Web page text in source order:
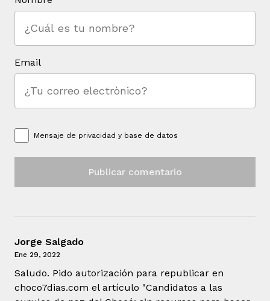
Email
Mensaje de privacidad y base de datos
Jorge Salgado
Ene 29, 2022
Saludo. Pido autorización para republicar en
choco7dias.com el artículo "Candidatos a las